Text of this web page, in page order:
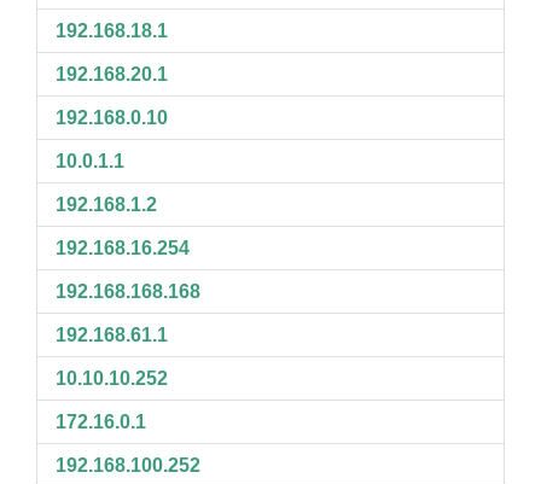
192.168.18.1
192.168.20.1
192.168.0.10
10.0.1.1
192.168.1.2
192.168.16.254
192.168.168.168
192.168.61.1
10.10.10.252
172.16.0.1
192.168.100.252